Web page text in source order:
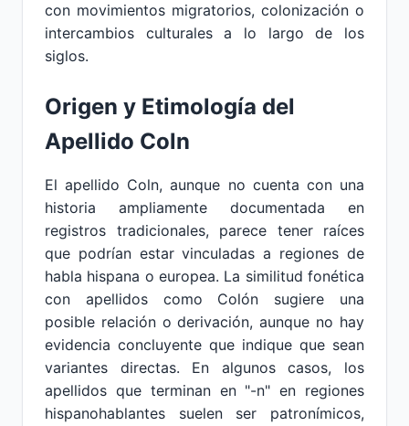
con movimientos migratorios, colonización o
intercambios culturales a lo largo de los
siglos.
Origen y Etimología del
Apellido Coln
El apellido Coln, aunque no cuenta con una
historia ampliamente documentada en
registros tradicionales, parece tener raíces
que podrían estar vinculadas a regiones de
habla hispana o europea. La similitud fonética
con apellidos como Colón sugiere una
posible relación o derivación, aunque no hay
evidencia concluyente que indique que sean
variantes directas. En algunos casos, los
apellidos que terminan en "-n" en regiones
hispanohablantes suelen ser patronímicos,